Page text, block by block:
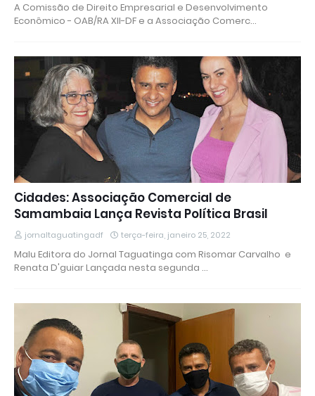
A Comissão de Direito Empresarial e Desenvolvimento
Econômico - OAB/RA XII-DF e a Associação Comerc…
Cidades: Associação Comercial de
Samambaia Lança Revista Política Brasil
jornaltaguatingadf terça-feira, janeiro 25, 2022
Malu Editora do Jornal Taguatinga com Risomar Carvalho e
Renata D'guiar Lançada nesta segunda …